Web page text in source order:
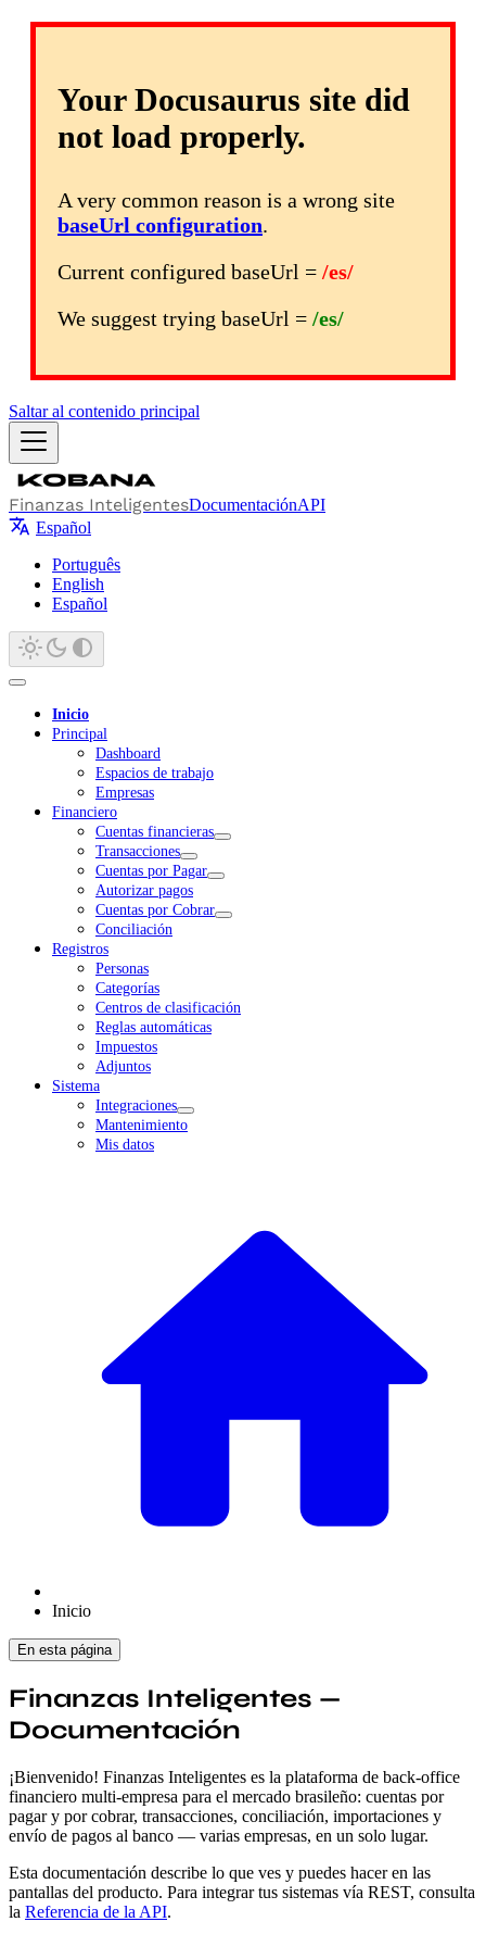
Your Docusaurus site did
not load properly.
A very common reason is a wrong site
baseUrl configuration.
Current configured baseUrl = /es/
We suggest trying baseUrl = /es/
Saltar al contenido principal
Finanzas InteligentesDocumentaciónAPI
Español
Português
English
Español
Inicio
Principal
Dashboard
Espacios de trabajo
Empresas
Financiero
Cuentas financieras
Transacciones
Cuentas por Pagar
Autorizar pagos
Cuentas por Cobrar
Conciliación
Registros
Personas
Categorías
Centros de clasificación
Reglas automáticas
Impuestos
Adjuntos
Sistema
Integraciones
Mantenimiento
Mis datos
Inicio
En esta página
Finanzas Inteligentes —
Documentación
¡Bienvenido! Finanzas Inteligentes es la plataforma de back-office
financiero multi-empresa para el mercado brasileño: cuentas por
pagar y por cobrar, transacciones, conciliación, importaciones y
envío de pagos al banco — varias empresas, en un solo lugar.
Esta documentación describe lo que ves y puedes hacer en las
pantallas del producto. Para integrar tus sistemas vía REST, consulta
la Referencia de la API.